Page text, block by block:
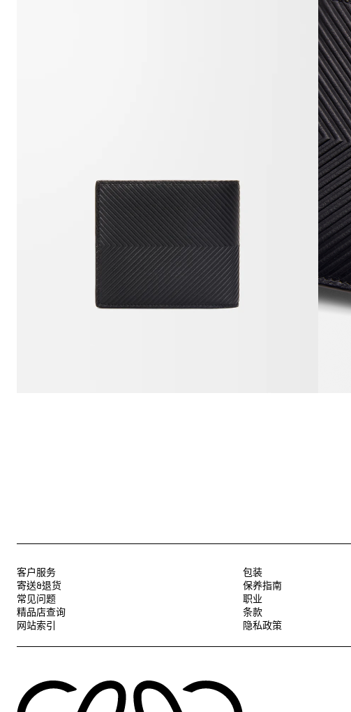
客户服务
寄送&退货
常见问题
精品店查询
网站索引
包装
保养指南
职业
条款
隐私政策